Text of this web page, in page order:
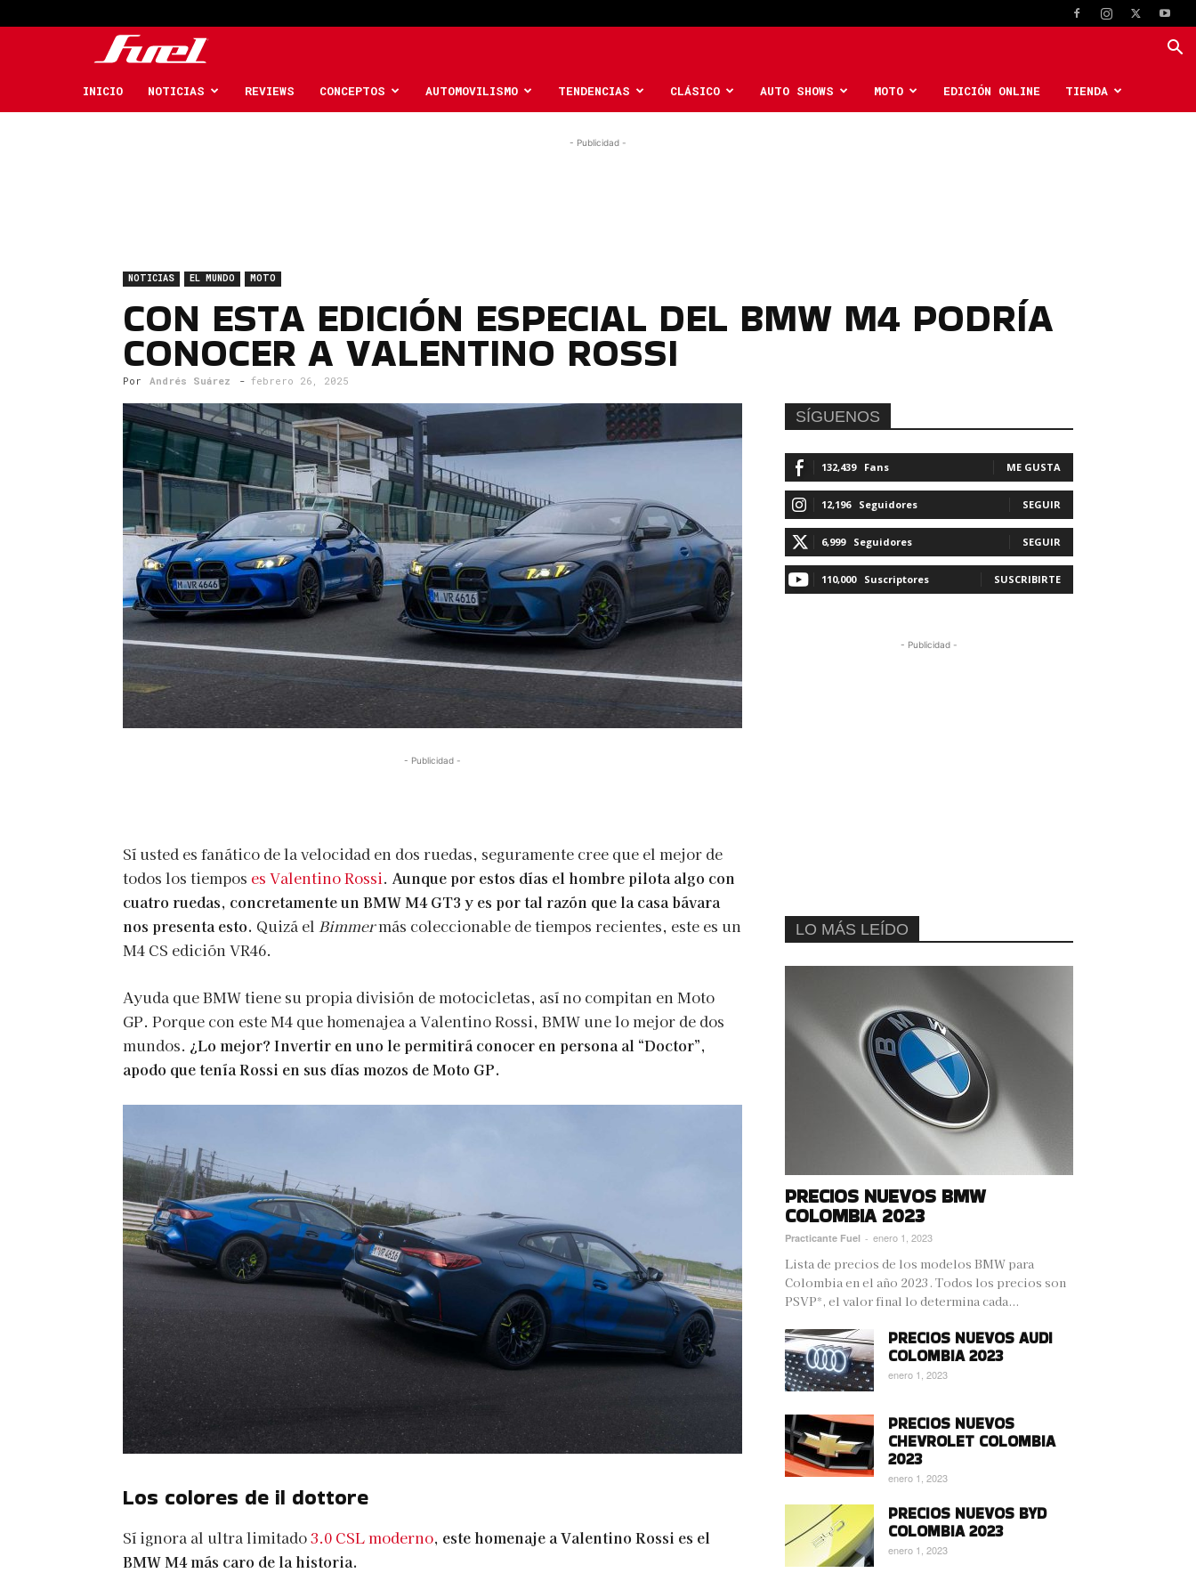
Car
INICIO NOTICIAS REVIEWS CONCEPTOS AUTOMOVILISMO TENDENCIAS CLÁSICO AUTO SHOWS MOTO EDICIÓN ONLINE TIENDA
- Publicidad -
NOTICIAS EL MUNDO MOTO
CON ESTA EDICIÓN ESPECIAL DEL BMW M4 PODRÍA
CONOCER A VALENTINO ROSSI
Por Andrés Suárez - febrero 26, 2025
- Publicidad -
Sí usted es fanático de la velocidad en dos ruedas, seguramente cree que el mejor de
todos los tiempos es Valentino Rossi. Aunque por estos días el hombre pilota algo con
cuatro ruedas, concretamente un BMW M4 GT3 y es por tal razón que la casa bávara
nos presenta esto. Quizá el Bimmermás coleccionable de tiempos recientes, este es un
M4 CS edición VR46.
Ayuda que BMW tiene su propia división de motocicletas, así no compitan en Moto
GP. Porque con este M4 que homenajea a Valentino Rossi, BMW une lo mejor de dos
mundos. ¿Lo mejor? Invertir en uno le permitirá conocer en persona al “Doctor”,
apodo que tenía Rossi en sus días mozos de Moto GP.
Los colores de il dottore
Sí ignora al ultra limitado3.0 CSL moderno, este homenaje a Valentino Rossi es el
BMW M4 más caro de la historia.
SÍGUENOS
132,439 Fans ME GUSTA
12,196 Seguidores SEGUIR
6,999 Seguidores SEGUIR
110,000 Suscriptores SUSCRIBIRTE
- Publicidad -
LO MÁS LEÍDO
PRECIOS NUEVOS BMW
COLOMBIA 2023
Practicante Fuel - enero 1, 2023
Lista de precios de los modelos BMW para
Colombia en el año 2023. Todos los precios son
PSVP*, el valor final lo determina cada...
PRECIOS NUEVOS AUDI
COLOMBIA 2023
enero 1, 2023
PRECIOS NUEVOS
CHEVROLET COLOMBIA
2023
enero 1, 2023
PRECIOS NUEVOS BYD
COLOMBIA 2023
enero 1, 2023